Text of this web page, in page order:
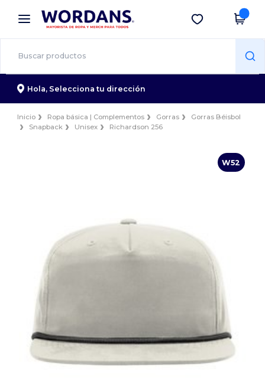
× App de Wordans
¡Mejores precios en app!
Descargar app
Hola, Selecciona tu dirección
Inicio Ropa básica | Complementos Gorras
Gorras Béisbol
Snapback
Unisex Richardson 256
W52